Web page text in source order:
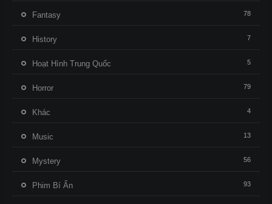
Fantasy 78
History 7
Hoạt Hình Trung Quốc 5
Horror 79
Khác 4
Music 13
Mystery 56
Phim Bí Ẩn 93